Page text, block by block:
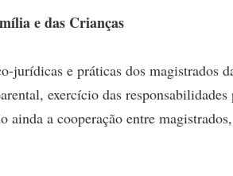
e das Crianças
jurídicas e práticas dos magistrados
exercício das responsabilidades
ainda a cooperação entre